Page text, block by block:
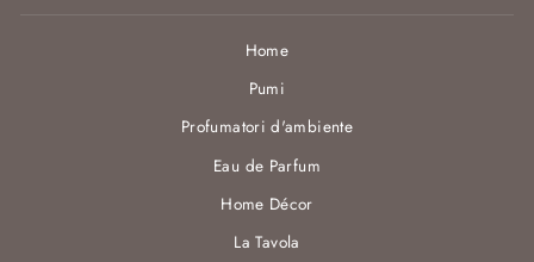
Home
Pumi
Profumatori d'ambiente
Eau de Parfum
Home Décor
La Tavola